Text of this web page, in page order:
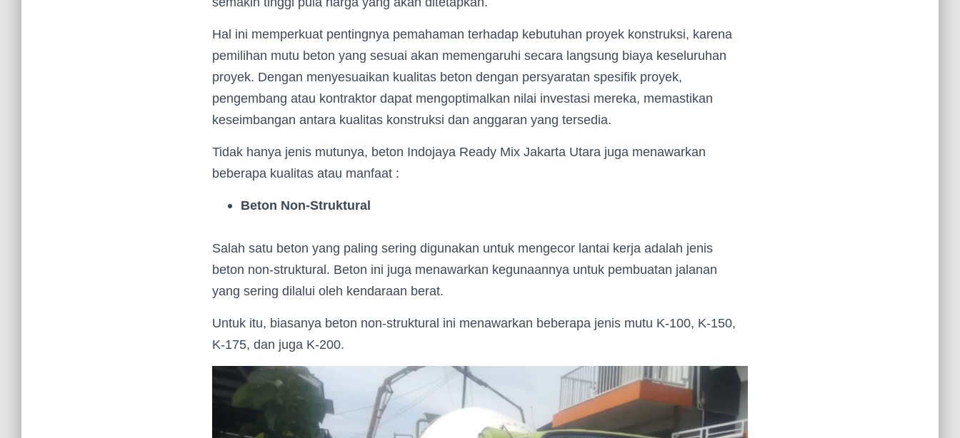
Hal ini memperkuat pentingnya pemahaman terhadap kebutuhan proyek konstruksi, karena
pemilihan mutu beton yang sesuai akan memengaruhi secara langsung biaya keseluruhan
proyek. Dengan menyesuaikan kualitas beton dengan persyaratan spesifik proyek,
pengembang atau kontraktor dapat mengoptimalkan nilai investasi mereka, memastikan
keseimbangan antara kualitas konstruksi dan anggaran yang tersedia.
Tidak hanya jenis mutunya, beton Indojaya Ready Mix Jakarta Utara juga menawarkan
beberapa kualitas atau manfaat :
Beton Non-Struktural
Salah satu beton yang paling sering digunakan untuk mengecor lantai kerja adalah jenis
beton non-struktural. Beton ini juga menawarkan kegunaannya untuk pembuatan jalanan
yang sering dilalui oleh kendaraan berat.
Untuk itu, biasanya beton non-struktural ini menawarkan beberapa jenis mutu K-100, K-150,
K-175, dan juga K-200.